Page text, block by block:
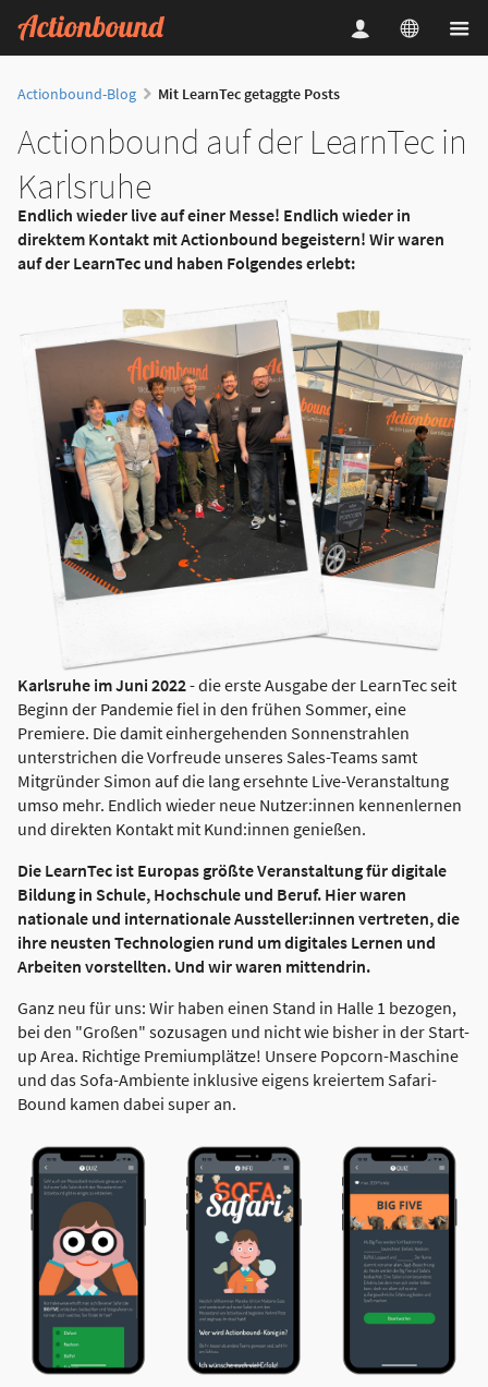
Actionbound-Blog Mit LearnTec getaggte Posts
Actionbound auf der LearnTec in
Karlsruhe
Endlich wieder live auf einer Messe! Endlich wieder in
direktem Kontakt mit Actionbound begeistern! Wir waren
auf der LearnTec und haben Folgendes erlebt:
Karlsruhe im Juni 2022- die erste Ausgabe der LearnTec seit
Beginn der Pandemie fiel in den frühen Sommer, eine
Premiere. Die damit einhergehenden Sonnenstrahlen
unterstrichen die Vorfreude unseres Sales-Teams samt
Mitgründer Simon auf die lang ersehnte Live-Veranstaltung
umso mehr. Endlich wieder neue Nutzer:innen kennenlernen
und direkten Kontakt mit Kund:innen genießen.
Die LearnTec ist Europas größte Veranstaltung für digitale
Bildung in Schule, Hochschule und Beruf. Hier waren
nationale und internationale Aussteller:innen vertreten, die
ihre neusten Technologien rund um digitales Lernen und
Arbeiten vorstellten. Und wir waren mittendrin.
Ganz neu für uns: Wir haben einen Stand in Halle 1 bezogen,
bei den "Großen" sozusagen und nicht wie bisher in der Start-
up Area. Richtige Premiumplätze! Unsere Popcorn-Maschine
und das Sofa-Ambiente inklusive eigens kreiertem Safari-
Bound kamen dabei super an.